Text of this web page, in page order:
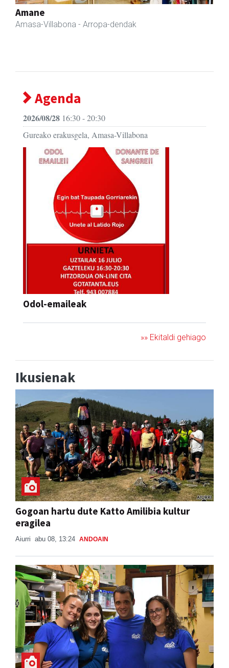
Amasa-Villabona - Fisioterapia
Agenda
2026/08/28 16:30 - 20:30
Gureako erakusgela, Amasa-Villabona
Odol-emaileak
»» Ekitaldi gehiago
Ikusienak
Gogoan hartu dute Katto Amilibia kultur
eragilea
Aiurri abu 08, 13:24 ANDOAIN